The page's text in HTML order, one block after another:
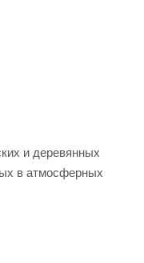
и деревянных
в атмосферных